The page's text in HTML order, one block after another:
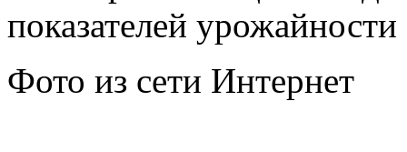
Фото из сети Интернет